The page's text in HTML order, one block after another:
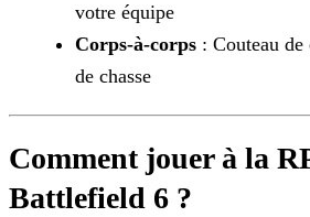
votre équipe
Corps-à-corps : Couteau
de chasse
Comment jouer à la
Battlefield 6 ?